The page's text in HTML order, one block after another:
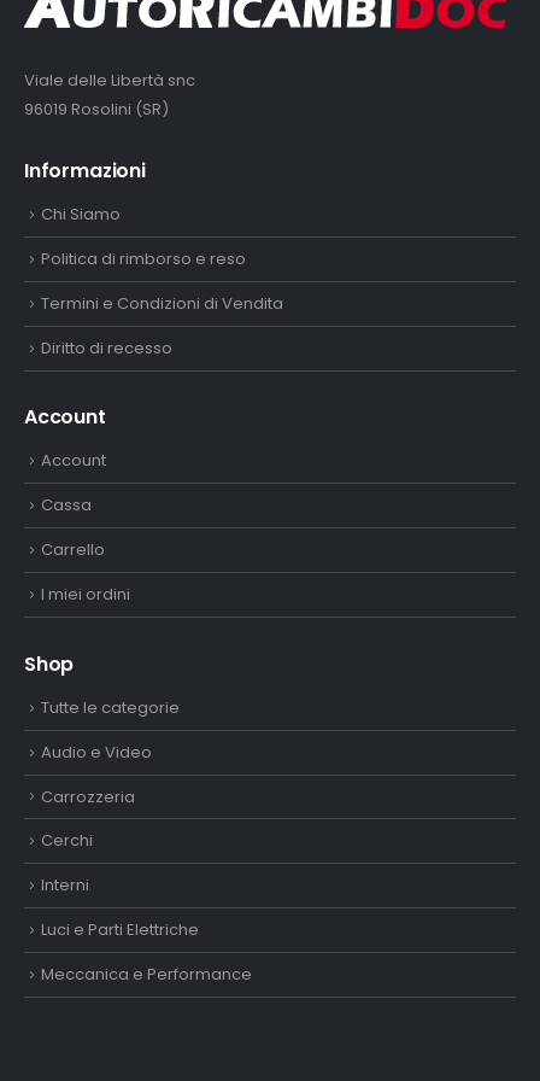
Viale delle Libertà snc
96019 Rosolini (SR)
Informazioni
Chi Siamo
Politica di rimborso e reso
Termini e Condizioni di Vendita
Diritto di recesso
Account
Account
Cassa
Carrello
I miei ordini
Shop
Tutte le categorie
Audio e Video
Carrozzeria
Cerchi
Interni
Luci e Parti Elettriche
Meccanica e Performance